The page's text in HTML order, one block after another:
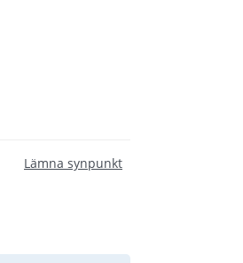
Lämna synpunkt